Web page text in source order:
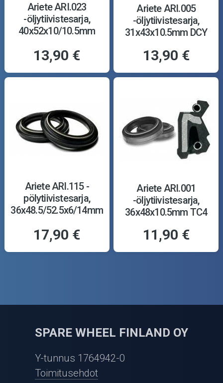
Ariete ARI.023
-öljytiivistesarja,
40x52x10/10.5mm
13,90 €
Ariete ARI.005
-öljytiivistesarja,
31x43x10.5mm DCY
13,90 €
Ariete ARI.115 -
pölytiivistesarja,
36x48.5/52.5x6/14mm
17,90 €
Ariete ARI.001
-öljytiivistesarja,
36x48x10.5mm TC4
11,90 €
SPARE WHEEL FINLAND OY
Y-tunnus 1764942-0
Toimitusehdot